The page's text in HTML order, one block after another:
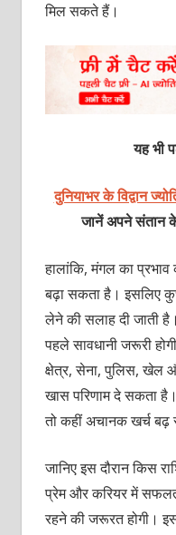
मिल सकते हैं।
यह भी
दुनियाभर के विद्वान
जानें अपने संतान
हालांकि, मंगल का
बढ़ा सकता है। इसलिए
लेने की सलाह दी जाती
पहले सावधानी जरूरी
क्षेत्र, सेना, पुलिस, खेल
खास परिणाम दे सकता
तो कहीं अचानक खर्च
जानिए इस दौरान किस
प्रेम और करियर में
रहने की जरूरत होगी।